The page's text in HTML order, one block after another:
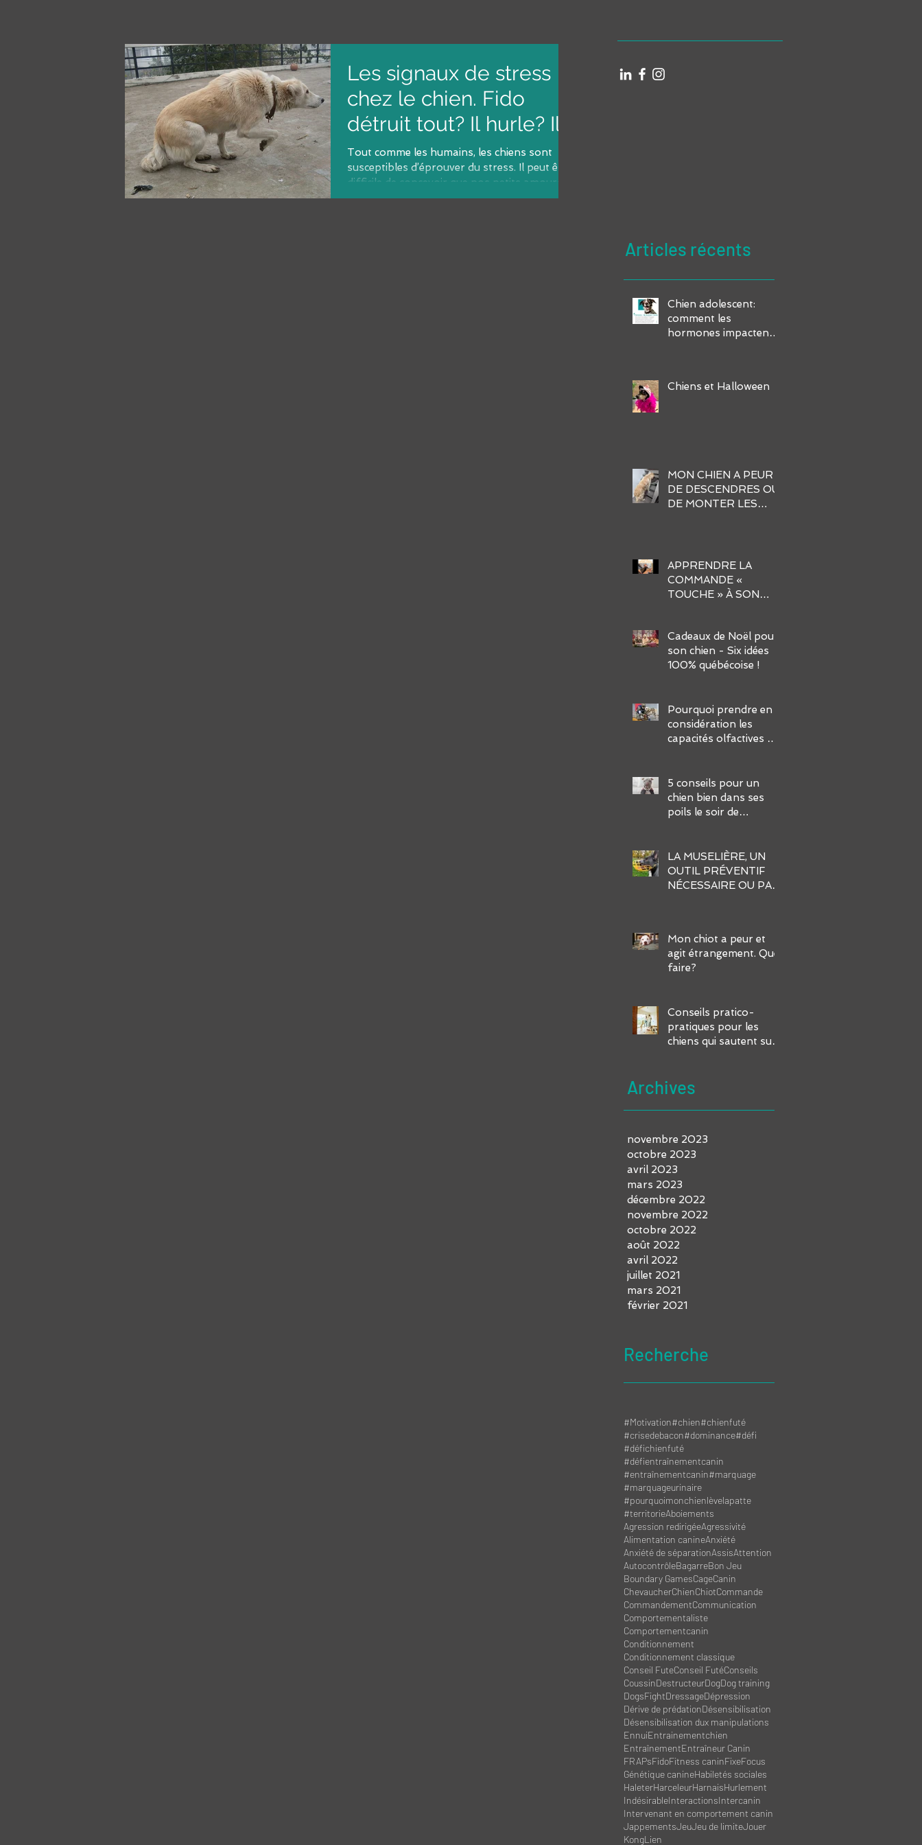
Les signaux de stress
chez le chien. Fido
détruit tout? Il hurle? Il
a la diarrhée...
Tout comme les humains, les chiens sont
susceptibles d’éprouver du stress. Il peut être
difficile de concevoir que nos petits amours...
Articles récents
Chien adolescent:
comment les
hormones impactent-
défis?
Chiens et Halloween
MON CHIEN A PEUR
DE DESCENDRES OU
DE MONTER LES
APPRENDRE LA
COMMANDE «
TOUCHE » À SON
Cadeaux de Noël pour
son chien - Six idées
100% québécoise !
Pourquoi prendre en
considération les
capacités olfactives de
5 conseils pour un
chien bien dans ses
poils le soir de
LA MUSELIÈRE, UN
OUTIL PRÉVENTIF
NÉCESSAIRE OU PAS
Mon chiot a peur et
agit étrangement. Que
faire?
Conseils pratico-
pratiques pour les
chiens qui sautent sur
Archives
novembre 2023
octobre 2023
avril 2023
mars 2023
décembre 2022
novembre 2022
octobre 2022
août 2022
avril 2022
juillet 2021
mars 2021
février 2021
Recherche
#Motivation#chien#chienfuté
#crisedebacon#dominance#défi
#défichienfuté
#défientraînementcanin
#entraînementcanin#marquage
#marquageurinaire
#pourquoimonchienlèvelapatte
#territorieAboiements
Agression redirigéeAgressivité
Alimentation canineAnxiété
Anxiété de séparationAssisAttention
AutocontrôleBagarreBon Jeu
Boundary GamesCageCanin
ChevaucherChienChiotCommande
CommandementCommunication
Comportementaliste
Comportementcanin
Conditionnement
Conditionnement classique
Conseil FuteConseil FutéConseils
CoussinDestructeurDogDog training
DogsFightDressageDépression
Dérive de prédationDésensibilisation
Désensibilisation dux manipulations
EnnuiEntrainementchien
EntraînementEntraîneur Canin
FRAPsFidoFitness caninFixeFocus
Génétique canineHabiletés sociales
HaleterHarceleurHarnaisHurlement
IndésirableInteractionsIntercanin
Intervenant en comportement canin
JappementsJeuJeu de limiteJouer
KongLien